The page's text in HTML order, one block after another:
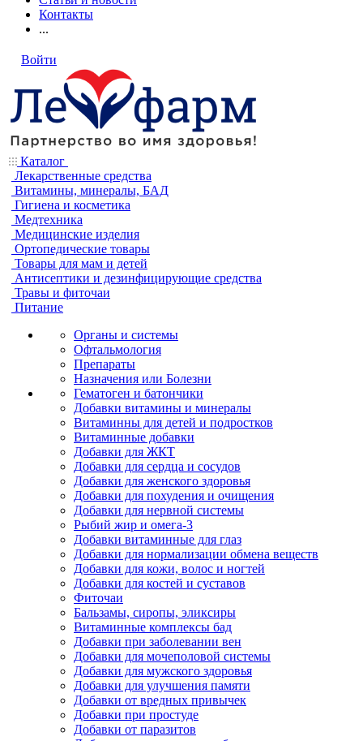
Контакты
...
Войти
Каталог
Лекарственные средства
Витамины, минералы, БАД
Гигиена и косметика
Медтехника
Медицинские изделия
Ортопедические товары
Товары для мам и детей
Антисептики и дезинфицирующие средства
Травы и фиточаи
Питание
Органы и системы
Офтальмология
Препараты
Назначения или Болезни
Гематоген и батончики
Добавки витамины и минералы
Витаминны для детей и подростков
Витаминные добавки
Добавки для ЖКТ
Добавки для сердца и сосудов
Добавки для женского здоровья
Добавки для похудения и очищения
Добавки для нервной системы
Рыбий жир и омега-3
Добавки витаминные для глаз
Добавки для нормализации обмена веществ
Добавки для кожи, волос и ногтей
Добавки для костей и суставов
Фиточаи
Бальзамы, сиропы, эликсиры
Витаминные комплексы бад
Добавки при заболевании вен
Добавки для мочеполовой системы
Добавки для мужского здоровья
Добавки для улучшения памяти
Добавки от вредных привычек
Добавки при простуде
Добавки от паразитов